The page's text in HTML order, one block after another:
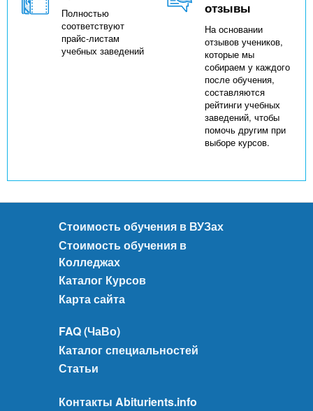
Полностью
соответствуют
прайс-листам
учебных заведений
отзывы
На основании
отзывов учеников,
которые мы
собираем у каждого
после обучения,
составляются
рейтинги учебных
заведений, чтобы
помочь другим при
выборе курсов.
Стоимость обучения в ВУЗах
Стоимость обучения в
Колледжах
Каталог Курсов
Карта сайта
FAQ (ЧаВо)
Каталог специальностей
Статьи
Контакты Abiturients.info